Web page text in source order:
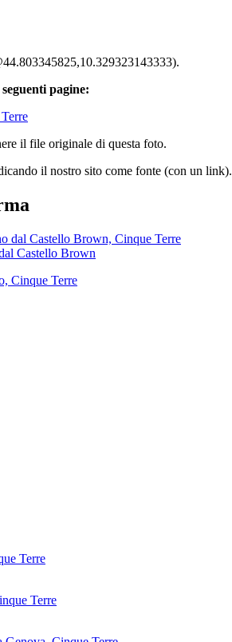
pagine:
il file originale di questa foto.
il nostro sito come fonte (con un link).
Castello Brown